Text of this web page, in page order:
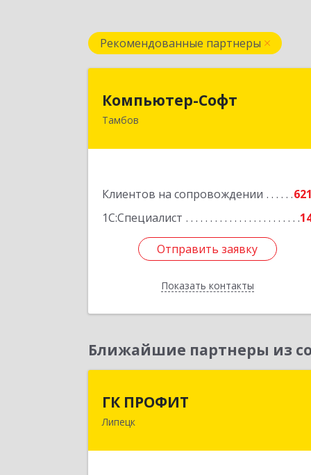
Рекомендованные партнеры
Компьютер-Софт
Тамбов
Клиентов на сопровождении
621
1С:Специалист
Отправить заявку
Показать контакты
Компьютер-Софт
392000, Тамбовская обл, Тамбов г,
Отправить заявку
Назад
Ближайшие партнеры из
ГК ПРОФИТ
Липецк398001, Липецкая обл, Липецк г,